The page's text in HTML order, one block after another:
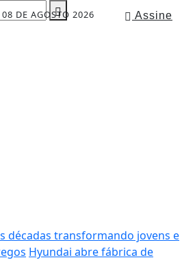
Assine
DE AGOSTO 2026
décadas transformando jovens e
Hyundai abre fábrica de